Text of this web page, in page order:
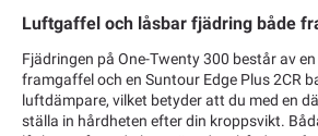
Luftgaffel och låsbar fjädring både
Fjädringen på One-Twenty 300 består av
framgaffel och en Suntour Edge Plus 2CR
luftdämpare, vilket betyder att du med en
ställa in hårdheten efter din kroppsvikt.